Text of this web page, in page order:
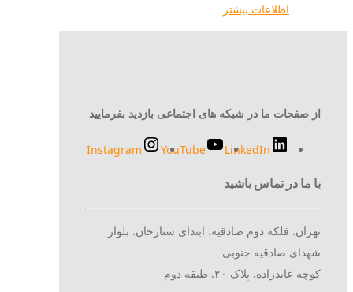
اطلاعات بیشتر
از صفحات ما در شبکه های اجتماعی بازدید بفرمایید
LinkedIn
YouTube
Instagram
با ما در تماس باشید
تهران. فلکه دوم صادقیه. ابتدای ستارخان. بلوار
شهدای صادقیه جنوبی
کوچه عابدزاده. پلاک ۲۰. طبقه دوم